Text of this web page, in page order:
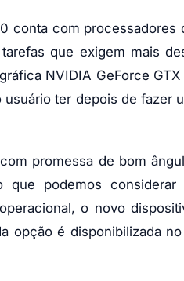
conta com processadores
que exigem mais
NVIDIA GeForce GTX
ter depois de fazer
promessa de bom
podemos considerar
o novo
opção é disponibilizada